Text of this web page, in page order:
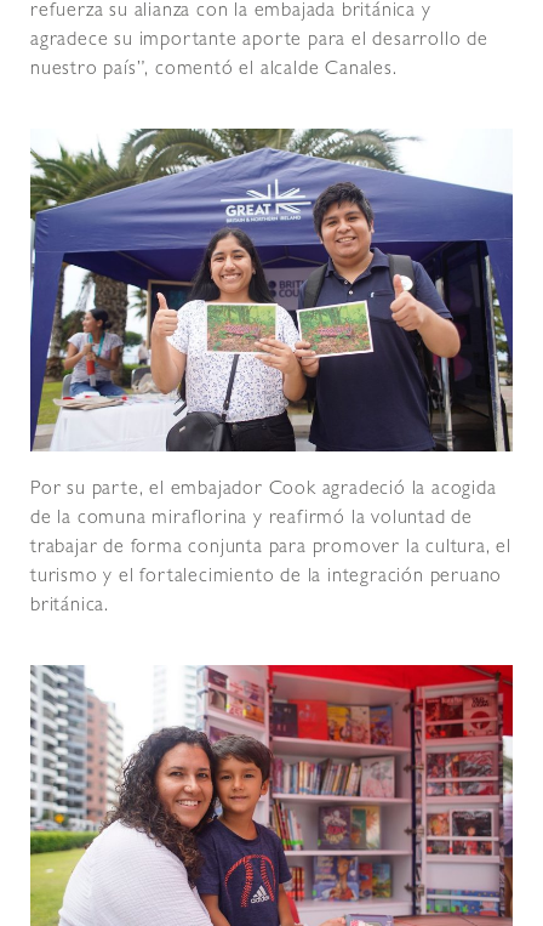
refuerza su alianza con la embajada británica y
agradece su importante aporte para el desarrollo de
nuestro país”, comentó el alcalde Canales.
Por su parte, el embajador Cook agradeció la acogida
de la comuna miraflorina y reafirmó la voluntad de
trabajar de forma conjunta para promover la cultura, el
turismo y el fortalecimiento de la integración peruano
británica.